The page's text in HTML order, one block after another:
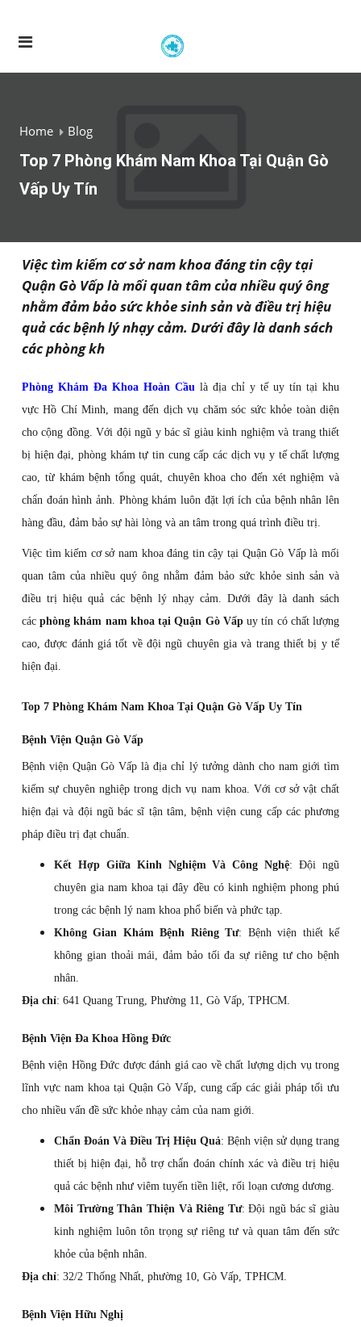
Home Blog
Top 7 Phòng Khám Nam Khoa Tại Quận Gò
Vấp Uy Tín
Việc tìm kiếm cơ sở nam khoa đáng tin cậy tại
Quận Gò Vấp là mối quan tâm của nhiều quý ông
nhằm đảm bảo sức khỏe sinh sản và điều trị hiệu
quả các bệnh lý nhạy cảm. Dưới đây là danh sách
các phòng kh
Phòng Khám Đa Khoa Hoàn Cầu là địa chỉ y tế uy tín tại khu
vực Hồ Chí Minh, mang đến dịch vụ chăm sóc sức khỏe toàn diện
cho cộng đồng. Với đội ngũ y bác sĩ giàu kinh nghiệm và trang thiết
bị hiện đại, phòng khám tự tin cung cấp các dịch vụ y tế chất lượng
cao, từ khám bệnh tổng quát, chuyên khoa cho đến xét nghiệm và
chẩn đoán hình ảnh. Phòng khám luôn đặt lợi ích của bệnh nhân lên
hàng đầu, đảm bảo sự hài lòng và an tâm trong quá trình điều trị.
Việc tìm kiếm cơ sở nam khoa đáng tin cậy tại Quận Gò Vấp là mối
quan tâm của nhiều quý ông nhằm đảm bảo sức khỏe sinh sản và
điều trị hiệu quả các bệnh lý nhạy cảm. Dưới đây là danh sách
cácphòng khám nam khoa tại Quận Gò Vấpuy tín có chất lượng
cao, được đánh giá tốt về đội ngũ chuyên gia và trang thiết bị y tế
hiện đại.
Top 7 Phòng Khám Nam Khoa Tại Quận Gò Vấp Uy Tín
Bệnh Viện Quận Gò Vấp
Bệnh viện Quận Gò Vấp là địa chỉ lý tưởng dành cho nam giới tìm
kiếm sự chuyên nghiệp trong dịch vụ nam khoa. Với cơ sở vật chất
hiện đại và đội ngũ bác sĩ tận tâm, bệnh viện cung cấp các phương
pháp điều trị đạt chuẩn.
Kết Hợp Giữa Kinh Nghiệm Và Công Nghệ: Đội ngũ
chuyên gia nam khoa tại đây đều có kinh nghiệm phong phú
trong các bệnh lý nam khoa phổ biến và phức tạp.
Không Gian Khám Bệnh Riêng Tư: Bệnh viện thiết kế
không gian thoải mái, đảm bảo tối đa sự riêng tư cho bệnh
nhân.
Địa chỉ: 641 Quang Trung, Phường 11, Gò Vấp, TPHCM.
Bệnh Viện Đa Khoa Hồng Đức
Bệnh viện Hồng Đức được đánh giá cao về chất lượng dịch vụ trong
lĩnh vực nam khoa tại Quận Gò Vấp, cung cấp các giải pháp tối ưu
cho nhiều vấn đề sức khỏe nhạy cảm của nam giới.
Chẩn Đoán Và Điều Trị Hiệu Quả: Bệnh viện sử dụng trang
thiết bị hiện đại, hỗ trợ chẩn đoán chính xác và điều trị hiệu
quả các bệnh như viêm tuyến tiền liệt, rối loạn cương dương.
Môi Trường Thân Thiện Và Riêng Tư: Đội ngũ bác sĩ giàu
kinh nghiệm luôn tôn trọng sự riêng tư và quan tâm đến sức
khỏe của bệnh nhân.
Địa chỉ: 32/2 Thống Nhất, phường 10, Gò Vấp, TPHCM.
Bệnh Viện Hữu Nghị